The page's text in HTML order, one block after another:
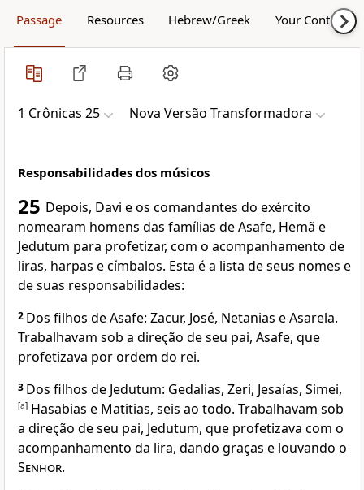
Passage Resources Hebrew/Greek Your Content
1 Crônicas 25 Nova Versão Transformadora
Responsabilidades dos músicos
25 Depois, Davi e os comandantes do exército
nomearam homens das famílias de Asafe, Hemã e
Jedutum para profetizar, com o acompanhamento de
liras, harpas e címbalos. Esta é a lista de seus nomes e
de suas responsabilidades:
2 Dos filhos de Asafe: Zacur, José, Netanias e Asarela.
Trabalhavam sob a direção de seu pai, Asafe, que
profetizava por ordem do rei.
3 Dos filhos de Jedutum: Gedalias, Zeri, Jesaías, Simei,
[a] Hasabias e Matitias, seis ao todo. Trabalhavam sob
a direção de seu pai, Jedutum, que profetizava com o
acompanhamento da lira, dando graças e louvando o
Senhor.